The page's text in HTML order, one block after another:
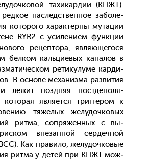
та­хикар­дии (КПЖТ).
нас­ледс­твен­ное за­боле­
ко­торо­го ха­рак­терны му­тации
RYR2 с уси­лени­ем фун­кции
ре­цеп­то­ра, яв­ля­юще­гося
бел­ком каль­ци­евых ка­налов в
ре­тику­луме кар­ди­
В ос­но­ве ме­ханиз­ма раз­ви­тия
ле­жит поз­дняя пос­тде­поля­
ко­торая яв­ля­ет­ся триг­ге­ром к
тя­желых же­лудоч­ко­вых
рит­ма, соп­ря­жен­ных с вы­
вне­зап­ной сер­дечной
Как пра­вило, же­лудоч­ко­вые
рит­ма у де­тей при КПЖТ мож­